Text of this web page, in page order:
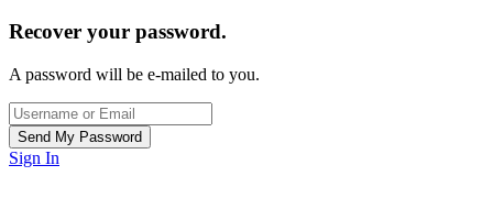
Recover your password.
A password will be e-mailed to you.
Sign In